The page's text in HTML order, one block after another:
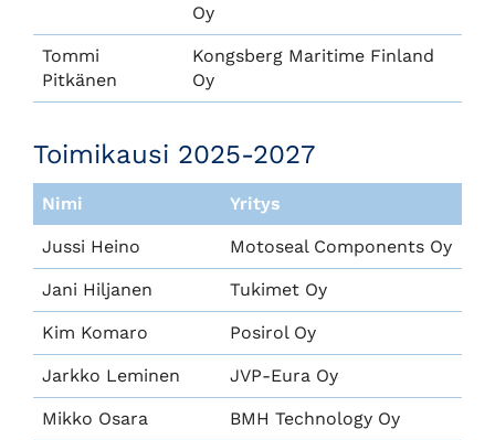
Oy
Tommi
Pitkänen
Kongsberg Maritime Finland
Oy
Toimikausi 2025-2027
Nimi Yritys
Jussi Heino Motoseal Components Oy
Jani Hiljanen Tukimet Oy
Kim Komaro Posirol Oy
Jarkko Leminen JVP-Eura Oy
Mikko Osara BMH Technology Oy